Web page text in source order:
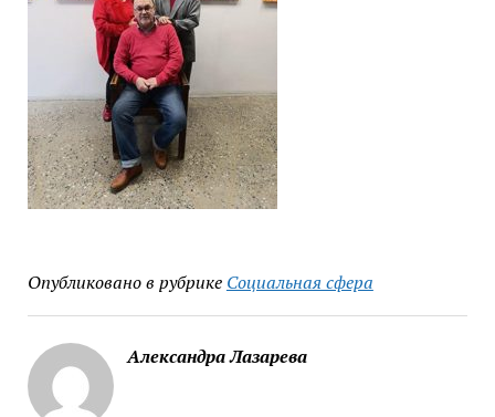
Опубликовано в рубрике Социальная сфера
Александра Лазарева